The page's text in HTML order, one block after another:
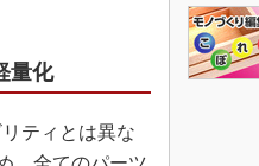
量化
ティとは異な